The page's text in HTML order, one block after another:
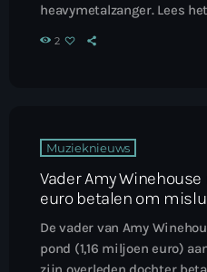
heavymetalzanger. Lees
2
Muzieknieuws
Vader Amy
euro betalen om
De vader van Amy
pond (1,16 miljoen euro)